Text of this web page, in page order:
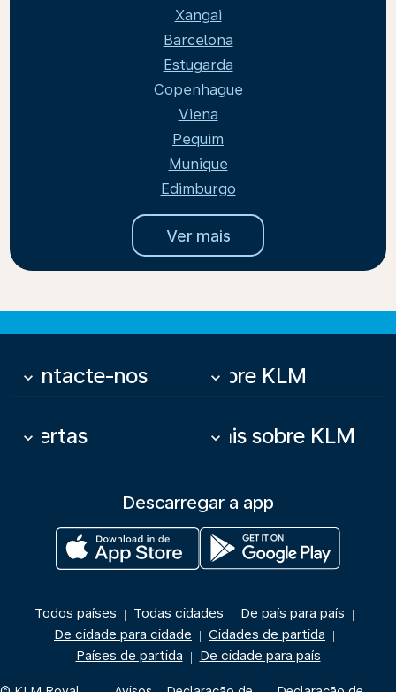
Xangai
Barcelona
Estugarda
Copenhague
Viena
Pequim
Munique
Edimburgo
Ver mais
Contacte-nos
keyboard_arrow_down Sobre KLM
keyboard_arrow_down
Ofertas
keyboard_arrow_down Mais sobre KLM
keyboard_arrow_down
Descarregar a app
Todos países | Todas cidades | De país para país |
De cidade para cidade | Cidades de partida |
Países de partida | De cidade para país